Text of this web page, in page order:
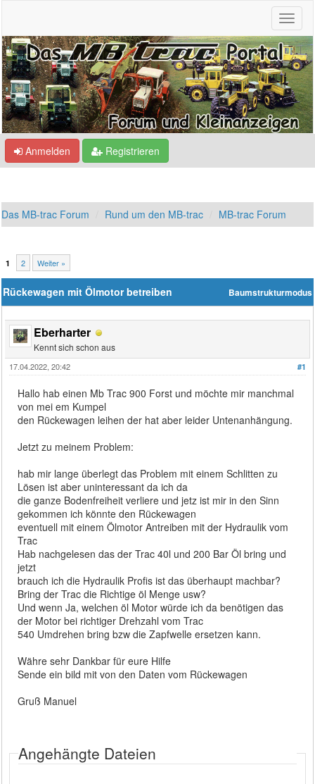
Anmelden Registrieren
Das MB-trac Forum Rund um den MB-trac MB-trac Forum
1 2 Weiter »
Baumstrukturmodus
Rückewagen mit Ölmotor betreiben
Eberharter
Kennt sich schon aus
#1
17.04.2022, 20:42
Hallo hab einen Mb Trac 900 Forst und möchte mir manchmal
von mei em Kumpel
den Rückewagen leihen der hat aber leider Untenanhängung.
Jetzt zu meinem Problem:
hab mir lange überlegt das Problem mit einem Schlitten zu
Lösen ist aber uninteressant da ich da
die ganze Bodenfreiheit verliere und jetz ist mir in den Sinn
gekommen ich könnte den Rückewagen
eventuell mit einem Ölmotor Antreiben mit der Hydraulik vom
Trac
Hab nachgelesen das der Trac 40l und 200 Bar Öl bring und
jetzt
brauch ich die Hydraulik Profis ist das überhaupt machbar?
Bring der Trac die Richtige öl Menge usw?
Und wenn Ja, welchen öl Motor würde ich da benötigen das
der Motor bei richtiger Drehzahl vom Trac
540 Umdrehen bring bzw die Zapfwelle ersetzen kann.
Währe sehr Dankbar für eure Hilfe
Sende ein bild mit von den Daten vom Rückewagen
Gruß Manuel
Angehängte Dateien